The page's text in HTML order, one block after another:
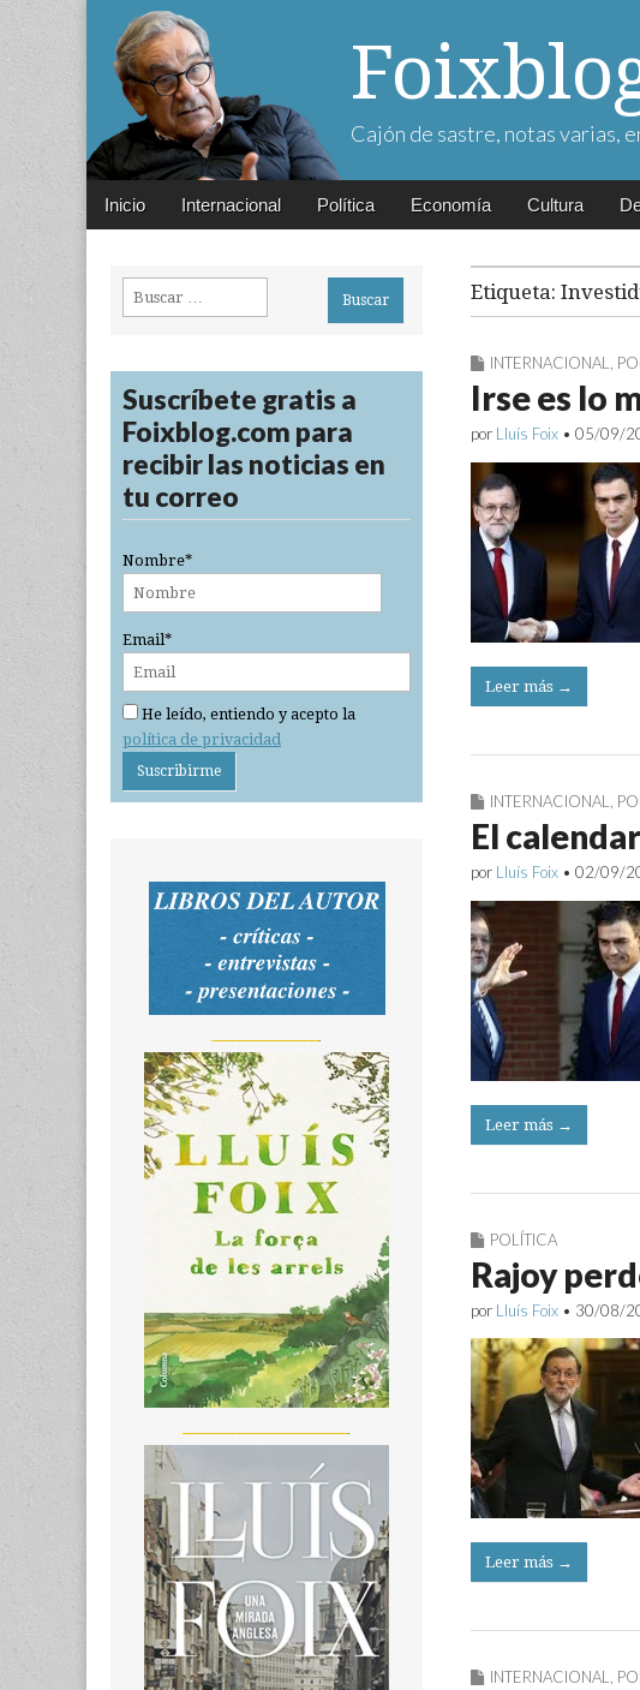
Cajón de sastre, notas varias,
Main
Skip
Inicio Internacional Política Economía Cultura
Etiqueta:
INTERNACIONAL
Irse es lo
por Lluís Foix • 05/09/
Leer más →
INTERNACIONAL
El
por Lluís Foix • 02/09/
Leer más →
POLÍTICA
Rajoy
por Lluís Foix • 30/08/
Leer más →
INTERNACIONAL,
Buscar:
Suscríbete gratis a
Foixblog.com para
recibir las noticias en
tu correo
Nombre*
Email*
He leído, entiendo y acepto la
política de privacidad